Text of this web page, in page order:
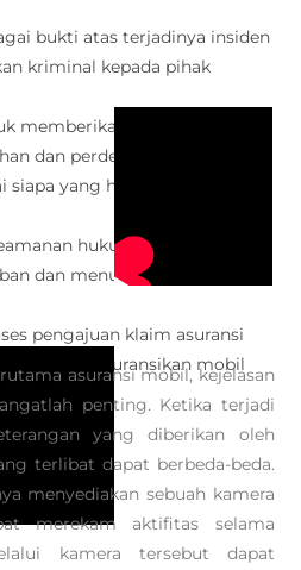
bukti atas terjadinya insiden
kriminal kepada pihak
memberikan perlindungan
dan perdebatan atas insiden
yang harus bertanggung
hukum dari pihak yang
dan menuntut balik ganti
pengajuan klaim asuransi
mengasuransikan mobil
asuransi mobil, kejelasan
penting. Ketika terjadi
yang diberikan oleh
terlibat dapat berbeda-beda.
menyediakan sebuah kamera
merekam aktifitas selama
kamera tersebut dapat